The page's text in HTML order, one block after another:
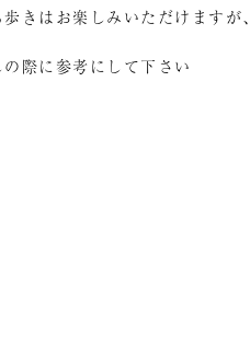
きはお楽しみいただけますが、
際に参考にして下さい